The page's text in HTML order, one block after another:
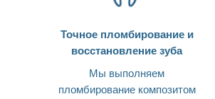
Мы выполняем
пломбирование композитом
Точное пломбирование и
восстановление зуба